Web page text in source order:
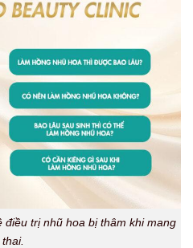
trị nhũ hoa bị thâm khi mang
thai.